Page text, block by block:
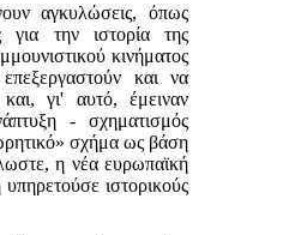
αγκυλώσεις, όπως
για την ι­στορία της
κινήματος
και να
γι' αυτό, έμειναν
- σχηματισμός
σχήμα ως βάση
η νέα ευρωπαϊκή
ιστορικούς